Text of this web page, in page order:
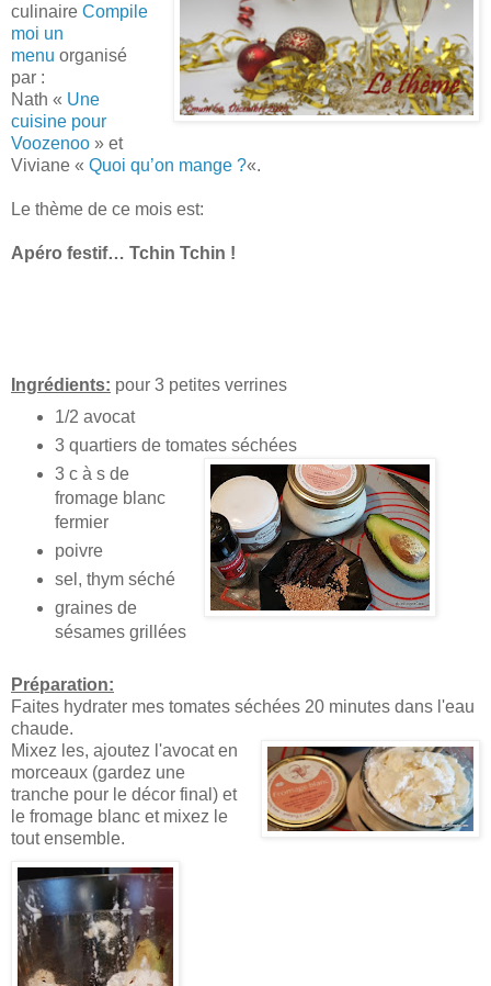
culinaire Compile
moi un
menu organisé
par :
Nath « Une
cuisine pour
Voozenoo » et
Viviane « Quoi qu’on mange ?«.
Le thème de ce mois est:
Apéro festif… Tchin Tchin !
Ingrédients: pour 3 petites verrines
1/2 avocat
3 quartiers de tomates séchées
3 c à s de
fromage blanc
fermier
poivre
sel, thym séché
graines de
sésames grillées
Préparation:
Faites hydrater mes tomates séchées 20 minutes dans l'eau
chaude.
Mixez les, ajoutez l'avocat en
morceaux (gardez une
tranche pour le décor final) et
le fromage blanc et mixez le
tout ensemble.